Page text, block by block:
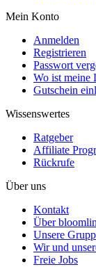
Mein Konto
Anmelden
Registrieren
Passwort
Wo ist meine
Gutschein
Wissenswertes
Ratgeber
Affiliate
Rückrufe
Über uns
Kontakt
Über
Unsere
Wir und
Freie Jobs